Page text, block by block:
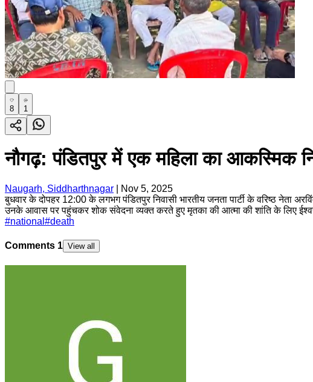
8 1
नौगढ़: पंडितपुर में एक महिला का आकस्मिक
Naugarh, Siddharthnagar
Nov 5, 2025
बुधवार के दोपहर 12:00 के लगभग पंडितपुर निवासी भारतीय जनता पार्टी के वरिष्ठ नेता
उनके आवास पर पहुंचकर शोक संवेदना व्यक्त करते हुए मृतका की आत्मा की शांति के लिए ईश्वर
#national #death
Comments 1 View all